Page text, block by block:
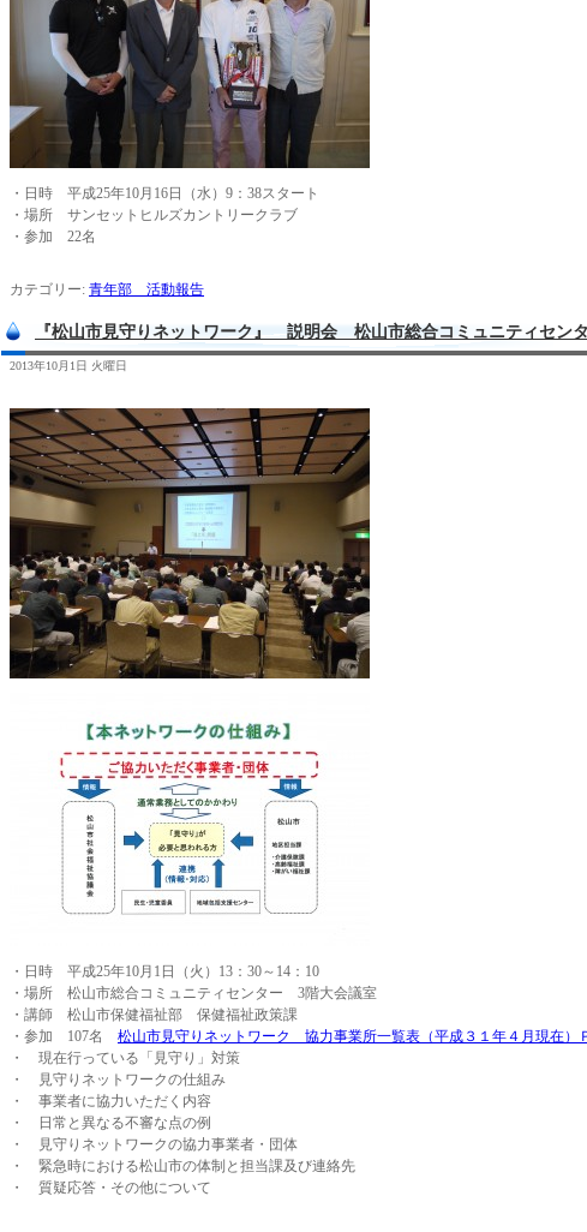
・日時 平成25年10月16日（水）9：38スタート
・場所 サンセットヒルズカントリークラブ
・参加 22名
カテゴリー: 青年部 活動報告
『松山市見守りネットワーク』 説明会 松山市総合コミュニティセン
2013年10月1日 火曜日
・日時 平成25年10月1日（火）13：30～14：10
・場所 松山市総合コミュニティセンター 3階大会議室
・講師 松山市保健福祉部 保健福祉政策課
・参加 107名 松山市見守りネットワーク 協力事業所一覧表（平成３１年４月現在）
・ 現在行っている「見守り」対策
・ 見守りネットワークの仕組み
・ 事業者に協力いただく内容
・ 日常と異なる不審な点の例
・ 見守りネットワークの協力事業者・団体
・ 緊急時における松山市の体制と担当課及び連絡先
・ 質疑応答・その他について